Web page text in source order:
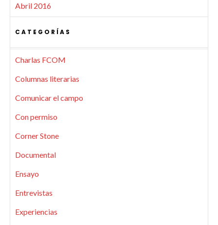
Abril 2016
CATEGORÍAS
Charlas FCOM
Columnas literarias
Comunicar el campo
Con permiso
Corner Stone
Documental
Ensayo
Entrevistas
Experiencias